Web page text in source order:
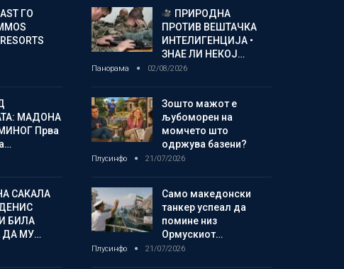
ГО
МАДОНА
Прва
САКАЛА
БИЛА
ДА МУ…
ПРИРОДНА
ПРОТИВ ВЕШТАЧКА
ИНТЕЛИГЕНЦИЈА •
ЗНАЕ ЛИ НЕКОЈ…
Панорама 02/08/2026
Зошто мажот е
љубоморен на
момчето што
одржува базени?
Плусинфо 21/07/2026
Само македонски
танкер успеал да
помине низ
Ормускиот…
Плусинфо 21/07/2026